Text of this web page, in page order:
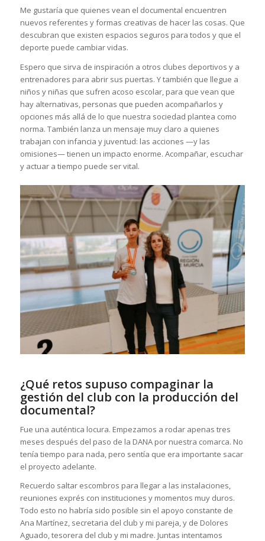
Me gustaría que quienes vean el documental encuentren
nuevos referentes y formas creativas de hacer las cosas. Que
descubran que existen espacios seguros para todos y que el
deporte puede cambiar vidas.
Espero que sirva de inspiración a otros clubes deportivos y a
entrenadores para abrir sus puertas. Y también que llegue a
niños y niñas que sufren acoso escolar, para que vean que
hay alternativas, personas que pueden acompañarlos y
opciones más allá de lo que nuestra sociedad plantea como
norma. También lanza un mensaje muy claro a quienes
trabajan con infancia y juventud: las acciones —y las
omisiones— tienen un impacto enorme. Acompañar, escuchar
y actuar a tiempo puede ser vital.
¿Qué retos supuso compaginar la
gestión del club con la producción del
documental?
Fue una auténtica locura. Empezamos a rodar apenas tres
meses después del paso de la DANA por nuestra comarca. No
tenía tiempo para nada, pero sentía que era importante sacar
el proyecto adelante.
Recuerdo saltar escombros para llegar a las instalaciones,
reuniones exprés con instituciones y momentos muy duros.
Todo esto no habría sido posible sin el apoyo constante de
Ana Martínez, secretaria del club y mi pareja, y de Dolores
Aguado, tesorera del club y mi madre. Juntas intentamos